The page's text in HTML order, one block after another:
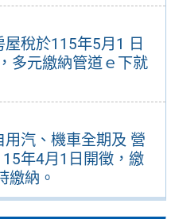
稅於115年5月1 日
多元繳納管道ｅ下就
汽、機車全期及 營
年4月1日開徵，繳
繳納。